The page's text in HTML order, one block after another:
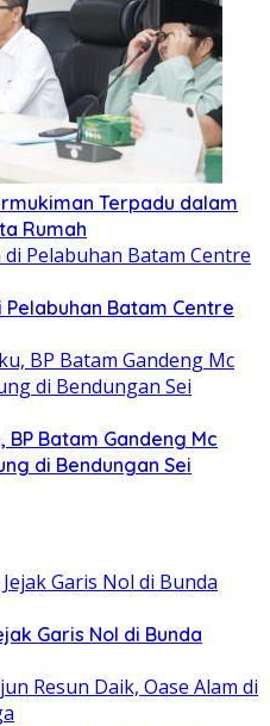
Terpadu dalam
Rumah
Pelabuhan Batam Centre
Batam Gandeng Mc
di Bendungan Sei
Garis Nol di Bunda